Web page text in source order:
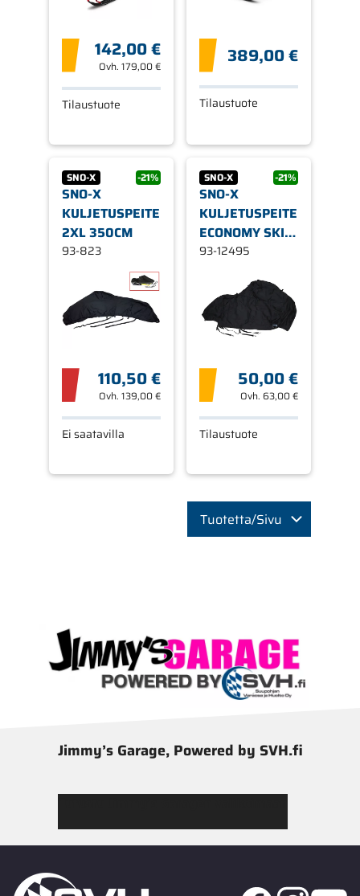
142,00 €
Ovh. 179,00 €
Tilaustuote
389,00 €
Tilaustuote
SNO-X -21%
SNO-X
KULJETUSPEITE
2XL 350CM
93-823
110,50 €
Ovh. 139,00 €
Ei saatavilla
SNO-X -21%
SNO-X
KULJETUSPEITE
ECONOMY SKI-
DOO
93-12495
50,00 €
Ovh. 63,00 €
Tilaustuote
Tuotetta/Sivu
Jimmy’s Garage, Powered by SVH.fi